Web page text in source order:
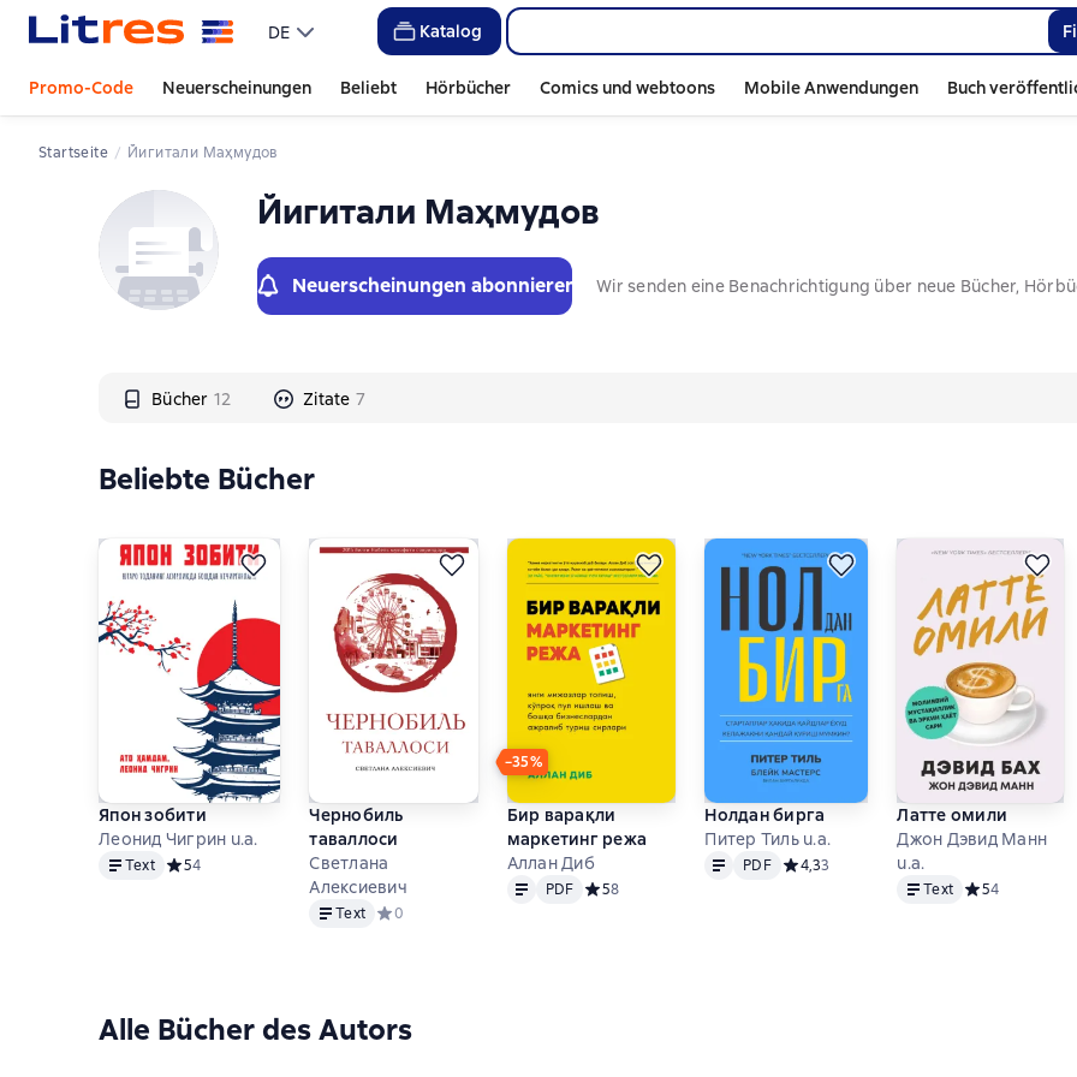
DE Katalog
Promo-Code Neuerscheinungen Beliebt Hörbücher Comics und webtoons Mobile Anwendungen Buch
Startseite Йигитали Маҳмудов
Йигитали Маҳмудов
Neuerscheinungen abonnieren Wir senden eine Benachrichtigung über neue Bücher,
Bücher 12 Zitate 7
Слайдер с книгами
Beliebte Bücher
Япон зобити
Леонид Чигрин u.a.
TextText Средний рейтинг 5 на основе 4 оценок
54
Чернобиль
таваллоси
Светлана
Алексиевич
TextText Средний рейтинг 0 на основе 0 оценок
0
−35%
Бир варақли
маркетинг режа
Аллан Диб
Text PDF
PDF Средний рейтинг 5 на основе 8 оценок
58
Нолдан бирга
Питер Тиль u.a.
Text PDF
PDF Средний рейтинг 4,3 на основе 3 оценок
4,33
Латте омили
Джон Дэвид Манн
u.a.
TextText Средний
54
Alle Bücher des Autors